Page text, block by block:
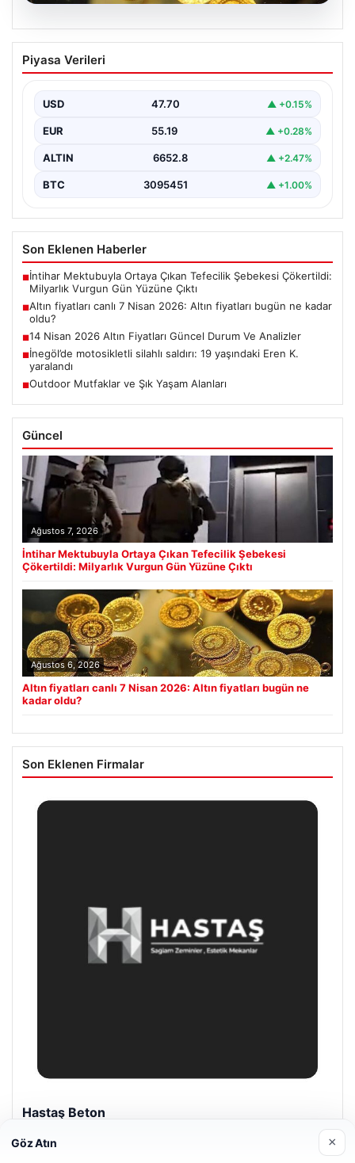
06.08.2026
Altın fiyatları canlı 7 Nisan 2026: Altın
fiyatları bugün ne kadar oldu?
Piyasa Verileri
USD 47.70 ▲ +0.15%
EUR 55.19 ▲ +0.28%
ALTIN 6652.8 ▲ +2.47%
BTC 3095451 ▲ +1.00%
Son Eklenen Haberler
■İntihar Mektubuyla Ortaya Çıkan Tefecilik Şebekesi Çökertildi:
Milyarlık Vurgun Gün Yüzüne Çıktı
■Altın fiyatları canlı 7 Nisan 2026: Altın fiyatları bugün ne kadar
oldu?
■14 Nisan 2026 Altın Fiyatları Güncel Durum Ve Analizler
■İnegöl’de motosikletli silahlı saldırı: 19 yaşındaki Eren K.
yaralandı
■Outdoor Mutfaklar ve Şık Yaşam Alanları
Güncel
Ağustos 7, 2026
İntihar Mektubuyla Ortaya Çıkan Tefecilik Şebekesi
Çökertildi: Milyarlık Vurgun Gün Yüzüne Çıktı
Ağustos 6, 2026
Altın fiyatları canlı 7 Nisan 2026: Altın fiyatları bugün ne
kadar oldu?
Son Eklenen Firmalar
Prenses Night Club
Göz Atın ×